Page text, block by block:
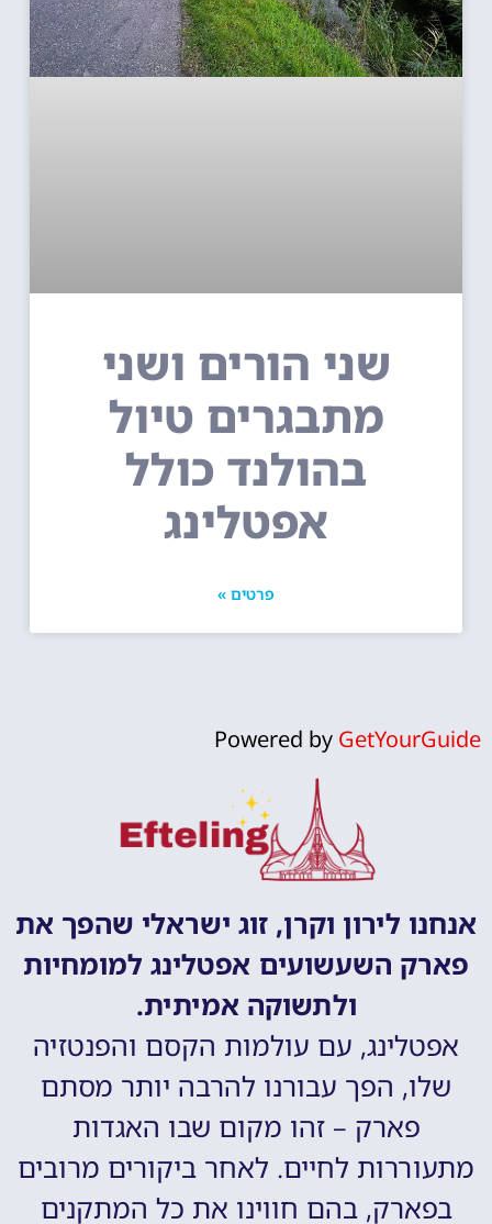
שני הורים ושני
מתבגרים טיול
בהולנד כולל
אפטלינג
פרטים »
Powered by GetYourGuide
אנחנו לירון וקרן, זוג ישראלי שהפך את
פארק השעשועים אפטלינג למומחיות
ולתשוקה אמיתית.
אפטלינג, עם עולמות הקסם והפנטזיה
שלו, הפך עבורנו להרבה יותר מסתם
פארק – זהו מקום שבו האגדות
מתעוררות לחיים. לאחר ביקורים מרובים
בפארק, בהם חווינו את כל המתקנים